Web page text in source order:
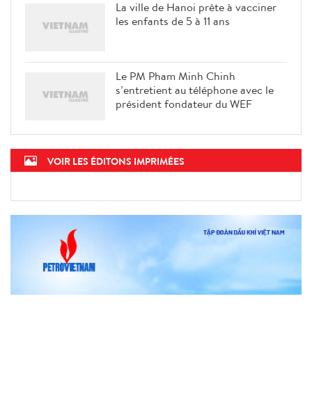
La ville de Hanoi prête à vacciner
les enfants de 5 à 11 ans
Le PM Pham Minh Chinh
s’entretient au téléphone avec le
président fondateur du WEF
VOIR LES ÉDITONS IMPRIMÉES